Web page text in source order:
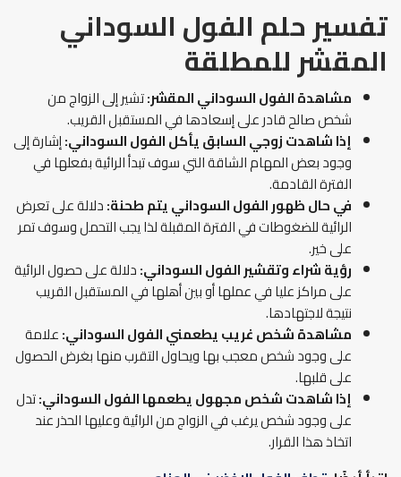
تفسير حلم الفول السوداني
المقشرللمطلقة
مشاهدةالفول السوداني المقشر:تشير إلى الزواج من
شخص صالح قادر على إسعادها في المستقبل القريب.
إذا شاهدتزوجي السابق يأكل الفول السوداني:إشارة إلى
وجود بعض المهام الشاقة التي سوف تبدأ الرائية بفعلها في
الفترة القادمة.
في حال ظهور الفول السوداني يتم طحنة:دلالة على تعرض
الرائية للضغوطات في الفترة المقبلة لذا يجب التحمل وسوف تمر
على خير.
رؤية شراء وتقشير الفول السوداني:دلالة على حصول الرائية
على مراكز عليا في عملها أو بين أهلها في المستقبل القريب
نتيجة لاجتهادها.
مشاهدة شخص غريب يطعمني الفول السوداني:علامة
على وجود شخص معجب بها ويحاول التقرب منها بغرض الحصول
على قلبها.
إذا شاهدت شخص مجهول يطعمها الفول السوداني:تدل
على وجود شخص يرغب في الزواج من الرائية وعليها الحذر عند
اتخاذ هذا القرار.